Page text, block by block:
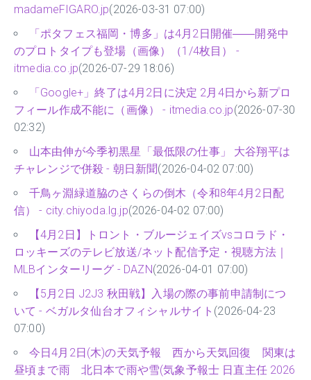
madameFIGARO.jp(2026-03-31 07:00)
「ポタフェス福岡・博多」は4月2日開催――開発中
のプロトタイプも登場（画像）（1/4枚目） -
itmedia.co.jp(2026-07-29 18:06)
「Google+」終了は4月2日に決定 2月4日から新プロ
フィール作成不能に（画像） - itmedia.co.jp(2026-07-30
02:32)
山本由伸が今季初黒星「最低限の仕事」 大谷翔平は
チャレンジで併殺 - 朝日新聞(2026-04-02 07:00)
千鳥ヶ淵緑道脇のさくらの倒木（令和8年4月2日配
信） - city.chiyoda.lg.jp(2026-04-02 07:00)
【4月2日】トロント・ブルージェイズvsコロラド・
ロッキーズのテレビ放送/ネット配信予定・視聴方法｜
MLBインターリーグ - DAZN(2026-04-01 07:00)
【5月2日 J2J3 秋田戦】入場の際の事前申請制につ
いて - ベガルタ仙台オフィシャルサイト (2026-04-23
07:00)
今日4月2日(木)の天気予報 西から天気回復 関東は
昼頃まで雨 北日本で雨や雪(気象予報士 日直主任 2026